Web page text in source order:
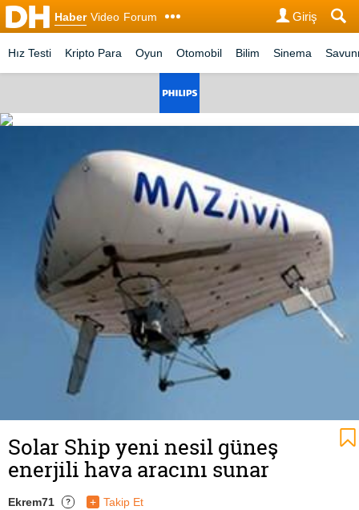
Haber Video Forum Giriş
Hız Testi Kripto Para Oyun Otomobil Bilim Sinema
Solar Ship yeni nesil güneş
enerjili hava aracını sunar
Ekrem71 ? + Takip Et